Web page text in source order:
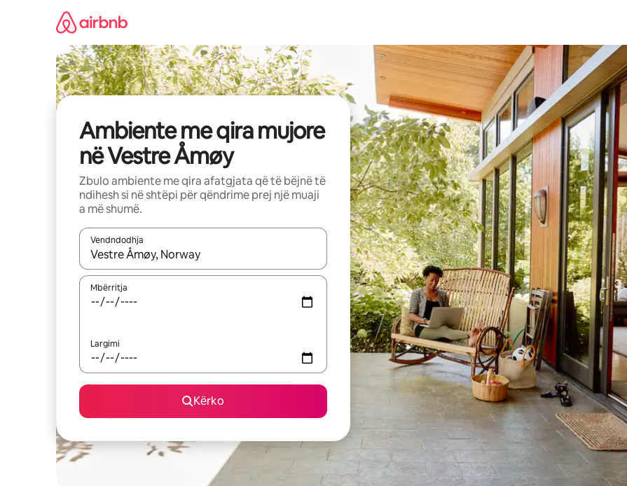
Ambiente me qira mujore
në Vestre Åmøy
Zbulo ambiente me qira afatgjata që të bëjnë të
ndihesh si në shtëpi për qëndrime prej një muaji
a më shumë.
Vendndodhja
Kur rezultatet të jenë të disponueshme, lëviz me butonat e shigjetave lart e poshtë ose eksploro duke prekur ose duke
Mbërritja
Largimi
Kërko